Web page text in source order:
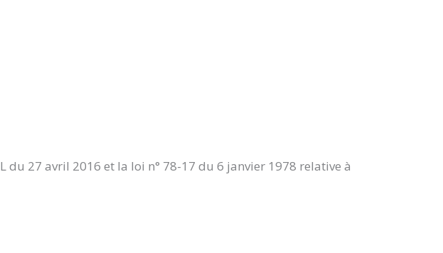
du 27 avril 2016 et la loi n° 78-17 du 6 janvier 1978 relative à